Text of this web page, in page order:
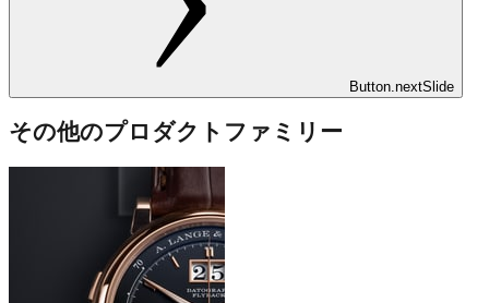
Button.nextSlide
その他のプロダクトファミリー